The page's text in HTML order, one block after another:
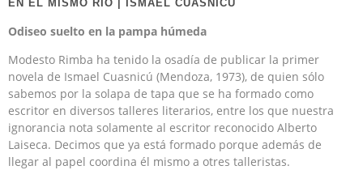
EN EL MISMO RÍO | ISMAEL CUASNICÚ
Odiseo suelto en la pampa húmeda
Modesto Rimba ha tenido la osadía de publicar la primer
novela de Ismael Cuasnicú (Mendoza, 1973), de quien sólo
sabemos por la solapa de tapa que se ha formado como
escritor en diversos talleres literarios, entre los que nuestra
ignorancia nota solamente al escritor reconocido Alberto
Laiseca. Decimos que ya está formado porque además de
llegar al papel coordina él mismo a otres talleristas.